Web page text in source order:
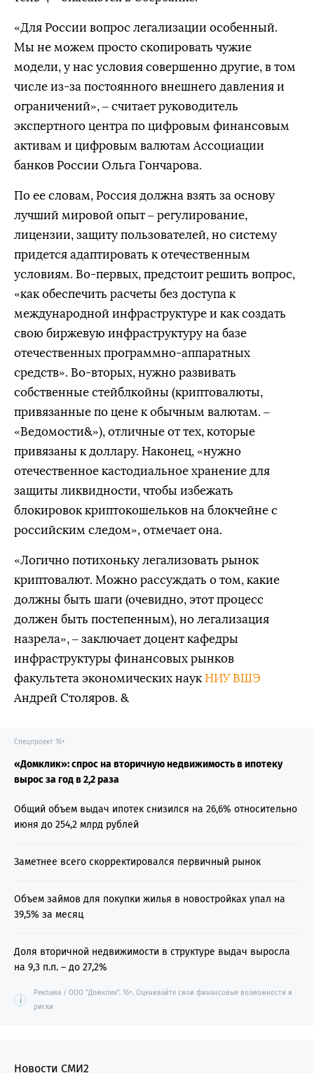
«Для России вопрос легализации особенный.
Мы не можем просто скопировать чужие
модели, у нас условия совершенно другие, в том
числе из-за постоянного внешнего давления и
ограничений», – считает руководитель
экспертного центра по цифровым финансовым
активам и цифровым валютам Ассоциации
банков России Ольга Гончарова.
По ее словам, Россия должна взять за основу
лучший мировой опыт – регулирование,
лицензии, защиту пользователей, но систему
придется адаптировать к отечественным
условиям. Во-первых, предстоит решить вопрос,
«как обеспечить расчеты без доступа к
международной инфраструктуре и как создать
свою биржевую инфраструктуру на базе
отечественных программно-аппаратных
средств». Во-вторых, нужно развивать
собственные стейблкойны (криптовалюты,
привязанные по цене к обычным валютам. –
«Ведомости&»), отличные от тех, которые
привязаны к доллару. Наконец, «нужно
отечественное кастодиальное хранение для
защиты ликвидности, чтобы избежать
блокировок криптокошельков на блокчейне с
российским следом», отмечает она.
«Логично потихоньку легализовать рынок
криптовалют. Можно рассуждать о том, какие
должны быть шаги (очевидно, этот процесс
должен быть постепенным), но легализация
назрела», – заключает доцент кафедры
инфраструктуры финансовых рынков
факультета экономических наук НИУ ВШЭ
Андрей Столяров. &
«Домклик»: спрос на вторичную недвижимость в ипотеку
вырос за год в 2,2 раза
Спецпроект 16+
Общий объем выдач ипотек снизился на 26,6% относительно
июня до 254,2 млрд рублей
Заметнее всего скорректировался первичный рынок
Объем займов для покупки жилья в новостройках упал на
39,5% за месяц
Доля вторичной недвижимости в структуре выдач выросла
на 9,3 п.п. – до 27,2%
i
Реклама / ООО "Домклик". 16+. Оценивайте свои финансовые возможности и
риски
Новости СМИ2